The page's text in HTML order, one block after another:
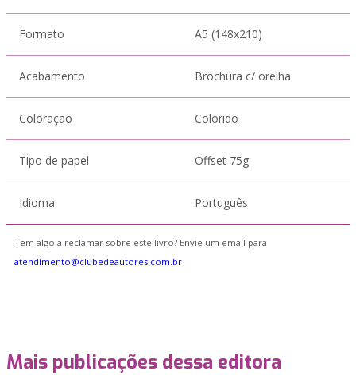
Formato A5 (148x210)
Acabamento Brochura c/ orelha
Coloração Colorido
Tipo de papel Offset 75g
Idioma Português
Tem algo a reclamar sobre este livro? Envie um email para
atendimento@clubedeautores.com.br
Mais publicações dessa editora